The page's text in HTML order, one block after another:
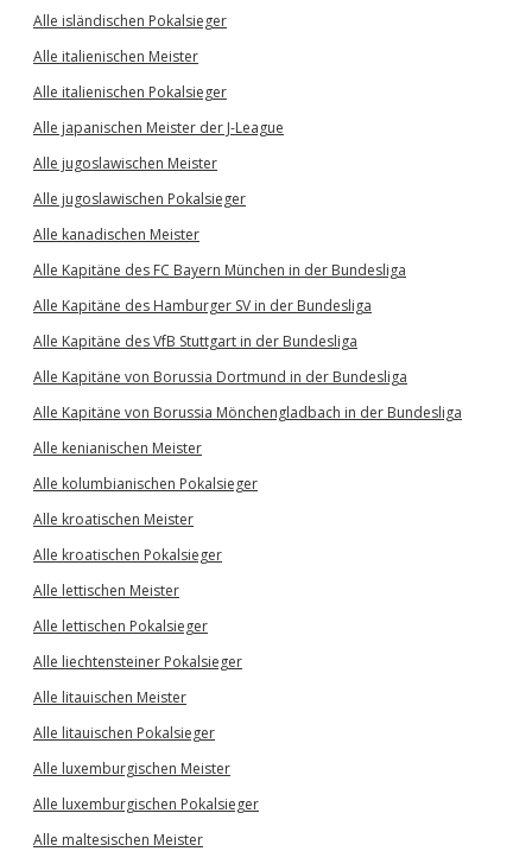
Alle isländischen Pokalsieger
Alle italienischen Meister
Alle italienischen Pokalsieger
Alle japanischen Meister der J-League
Alle jugoslawischen Meister
Alle jugoslawischen Pokalsieger
Alle kanadischen Meister
Alle Kapitäne des FC Bayern München in der Bundesliga
Alle Kapitäne des Hamburger SV in der Bundesliga
Alle Kapitäne des VfB Stuttgart in der Bundesliga
Alle Kapitäne von Borussia Dortmund in der Bundesliga
Alle Kapitäne von Borussia Mönchengladbach in der Bundesliga
Alle kenianischen Meister
Alle kolumbianischen Pokalsieger
Alle kroatischen Meister
Alle kroatischen Pokalsieger
Alle lettischen Meister
Alle lettischen Pokalsieger
Alle liechtensteiner Pokalsieger
Alle litauischen Meister
Alle litauischen Pokalsieger
Alle luxemburgischen Meister
Alle luxemburgischen Pokalsieger
Alle maltesischen Meister